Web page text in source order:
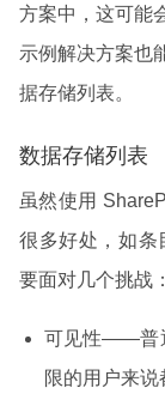
方案中，这可能
示例解决方案也
据存储列表。
数据存储列表
虽然使用
很多好处，如条
要面对几个挑战：
可见性——普
限的用户来说